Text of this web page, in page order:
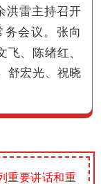
洪雷主持召开
务会议。张向
、陈绪红、
舒宏光、祝晓
重要讲话和重